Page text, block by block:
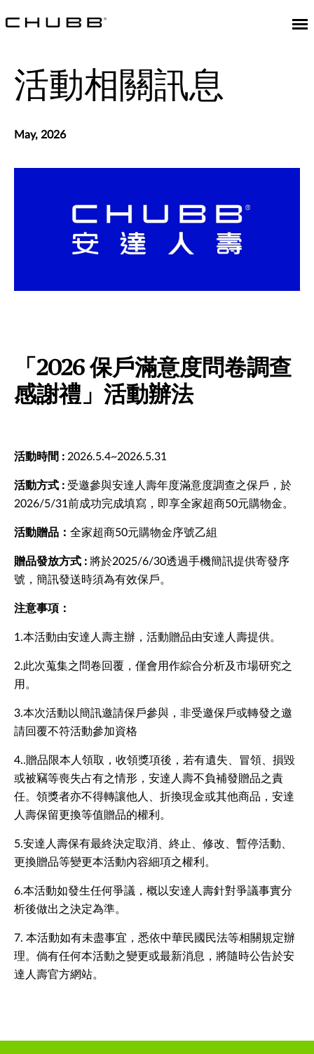
活動相關訊息
May, 2026
「2026 保戶滿意度問卷調查
感謝禮」活動辦法
活動時間 : 2026.5.4~2026.5.31
活動方式 : 受邀參與安達人壽年度滿意度調查之保戶，於
2026/5/31前成功完成填寫，即享全家超商50元購物金。
活動贈品： 全家超商50元購物金序號乙組
贈品發放方式 : 將於2025/6/30透過手機簡訊提供寄發序
號，簡訊發送時須為有效保戶。
注意事項：
1.本活動由安達人壽主辦，活動贈品由安達人壽提供。
2.此次蒐集之問卷回覆，僅會用作綜合分析及市場研究之
用。
3.本次活動以簡訊邀請保戶參與，非受邀保戶或轉發之邀
請回覆不符活動參加資格
4..贈品限本人領取，收領獎項後，若有遺失、冒領、損毀
或被竊等喪失占有之情形，安達人壽不負補發贈品之責
任。領獎者亦不得轉讓他人、折換現金或其他商品，安達
人壽保留更換等值贈品的權利。
5.安達人壽保有最終決定取消、終止、修改、暫停活動、
更換贈品等變更本活動內容細項之權利。
6.本活動如發生任何爭議，概以安達人壽針對爭議事實分
析後做出之決定為準。
7. 本活動如有未盡事宜，悉依中華民國民法等相關規定辦
理。倘有任何本活動之變更或最新消息，將隨時公告於安
達人壽官方網站。